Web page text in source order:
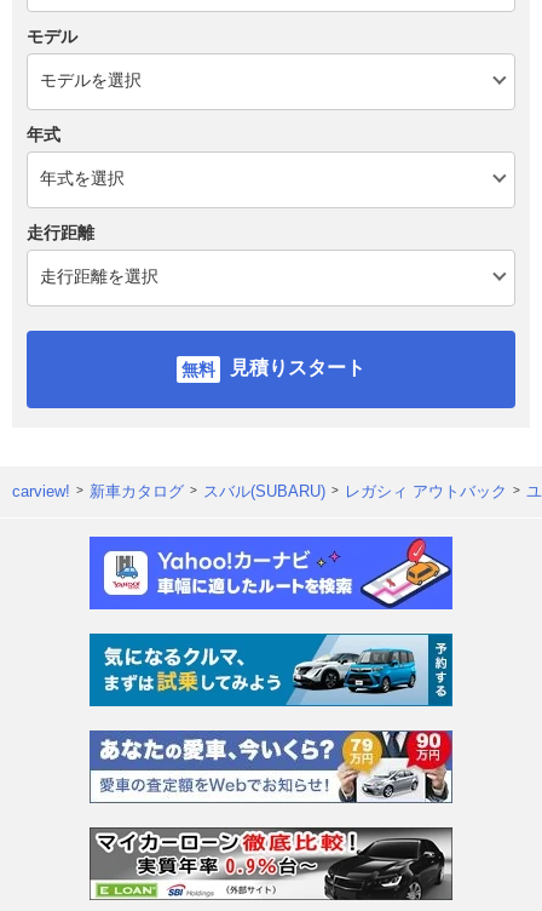
モデル
年式
走行距離
見積りスタート
carview! 新車カタログ スバル(SUBARU) レガシィ アウトバック